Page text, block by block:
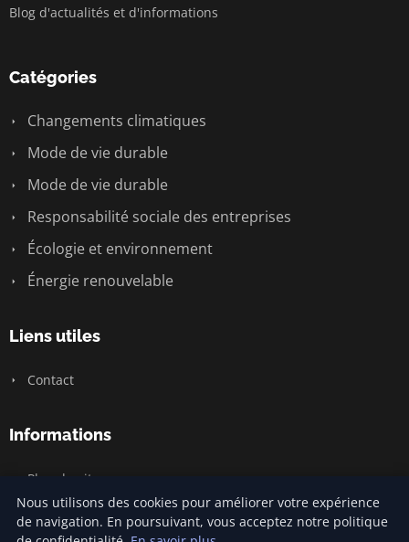
Blog d'actualités et d'informations
Catégories
Changements climatiques
Mode de vie durable
Mode de vie durable
Responsabilité sociale des entreprises
Écologie et environnement
Énergie renouvelable
Liens utiles
Contact
Informations
Plan du site
Nous utilisons des cookies pour améliorer votre expérience
de navigation. En poursuivant, vous acceptez notre politique